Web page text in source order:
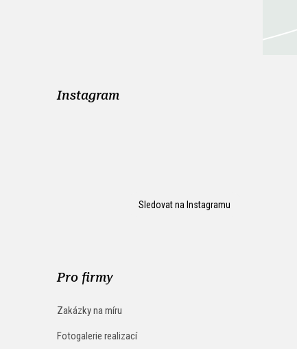
Instagram
Sledovat na Instagramu
Pro firmy
Zakázky na míru
Fotogalerie realizací